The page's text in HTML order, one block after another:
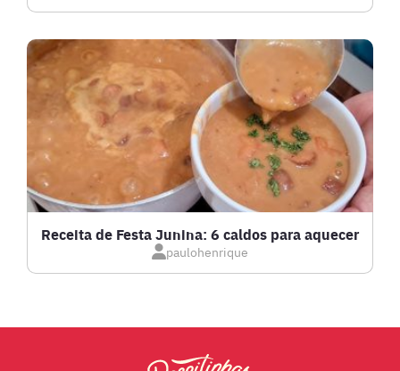
LANCHES
LASANHAS
LOW CARB
MASSAS E PASTAS
Receita de Festa Junina: 6 caldos para aquecer
paulohenrique